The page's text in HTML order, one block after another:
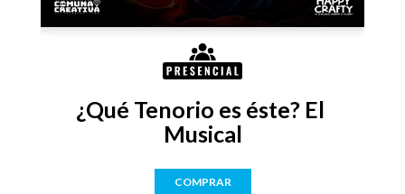
¿Qué Tenorio es éste? El
Musical
COMPRAR